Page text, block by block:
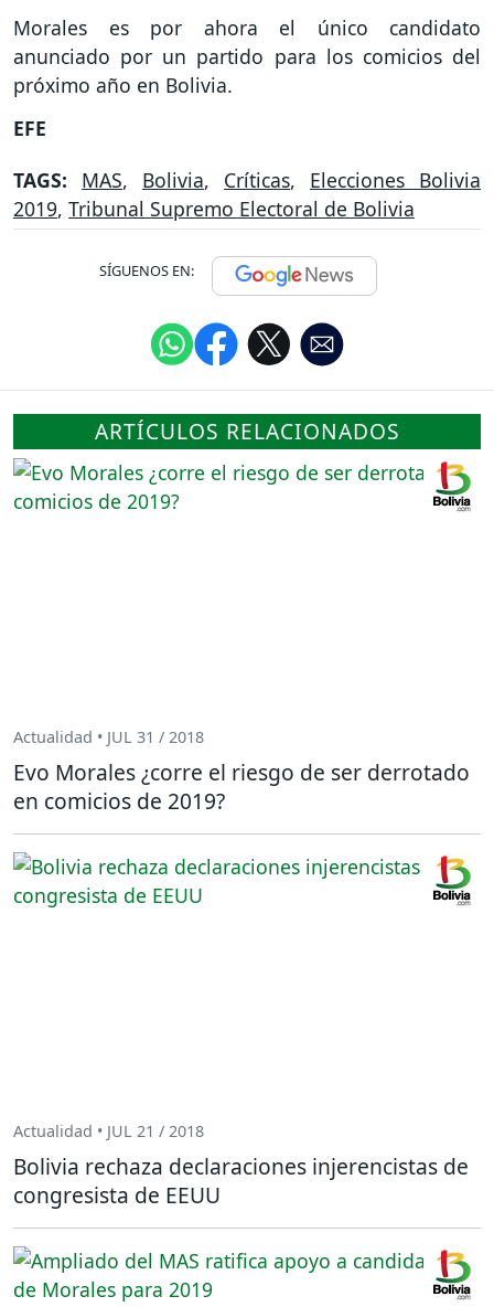
Morales es por ahora el único candidato
anunciado por un partido para los comicios del
próximo año en Bolivia.
EFE
TAGS: MAS, Bolivia, Críticas, Elecciones Bolivia
2019, Tribunal Supremo Electoral de Bolivia
SÍGUENOS EN:
ARTÍCULOS RELACIONADOS
Actualidad • JUL 31 / 2018
Evo Morales ¿corre el riesgo de ser derrotado
en comicios de 2019?
Actualidad • JUL 21 / 2018
Bolivia rechaza declaraciones injerencistas de
congresista de EEUU